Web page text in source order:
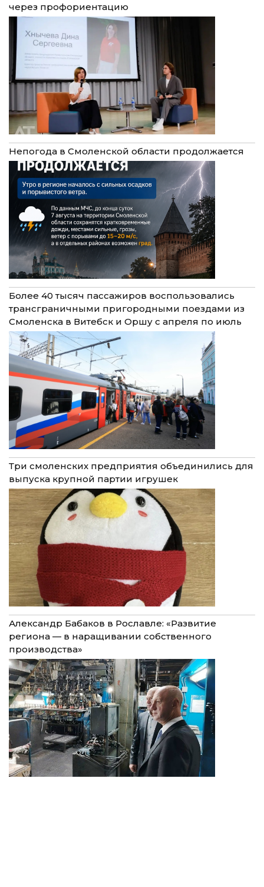
через профориентацию
Непогода в Смоленской области продолжается
Более 40 тысяч пассажиров воспользовались
трансграничными пригородными поездами из
Смоленска в Витебск и Оршу с апреля по июль
Три смоленских предприятия объединились для
выпуска крупной партии игрушек
Александр Бабаков в Рославле: «Развитие
региона — в наращивании собственного
производства»